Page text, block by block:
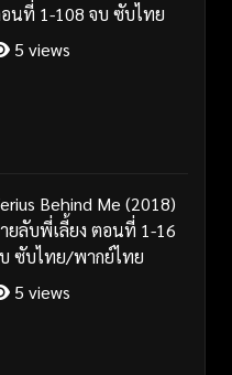
นที่ 1-108 จบ ซับไทย
5 views
Behind Me (2018)
ยลับพี่เลี้ยง ตอนที่ 1-16
ซับไทย/พากย์ไทย
5 views